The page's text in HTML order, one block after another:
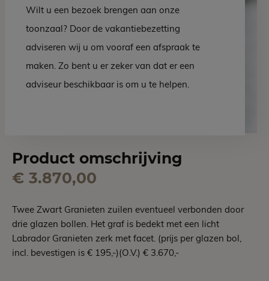
Product omschrijving
€ 3.870,00
Twee Zwart Granieten zuilen eventueel verbonden door
drie glazen bollen. Het graf is bedekt met een licht
Labrador Granieten zerk met facet. (prijs per glazen bol,
incl. bevestigen is € 195,-)(O.V.) € 3.670,-
Wilt u een bezoek brengen aan onze
toonzaal? Door de vakantiebezetting
adviseren wij u om vooraf een afspraak te
maken. Zo bent u er zeker van dat er een
adviseur beschikbaar is om u te helpen.